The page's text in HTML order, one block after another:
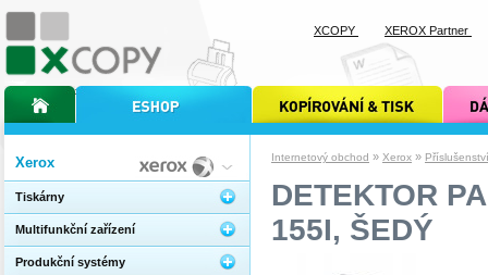
Internetový obchod » Xerox » Příslušenství
DETEKTOR
155I, ŠEDÝ
Xerox
Tiskárny
Multifunkční zařízení
Produkční systémy
úvodní stránka xcopyinternetový obchod xcopy kopírování a tisk xcopy dárkové
XCOPY XEROX Partner